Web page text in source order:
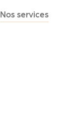
Nos services